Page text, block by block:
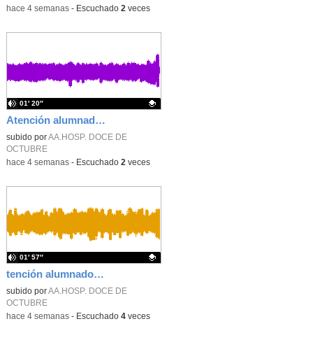
-hace 4 semanas- Escuchado 2veces
Atención alumnado enfermo. SAED secundaria. Charo Villamariz Cid.
Contenido educativo.
subido porAA.HOSP. DOCE DE
OCTUBRE
01′ 20″
-hace 4 semanas- Escuchado 2veces
tención alumnado enfermo. Hospitalización Psiquiátrica. María del Carmen Sanz Segura
Contenido educativo.
subido porAA.HOSP. DOCE DE
OCTUBRE
01′ 57″
-hace 4 semanas- Escuchado 4veces